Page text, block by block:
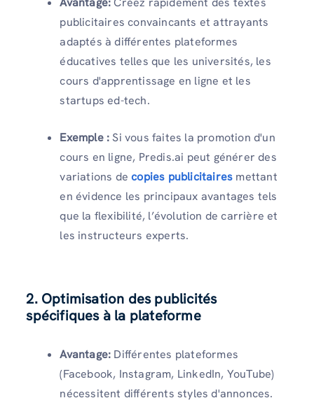
publicitaires convaincants et attrayants
adaptés à différentes plateformes
éducatives telles que les universités, les
cours d'apprentissage en ligne et les
startups ed-tech.
Exemple :Si vous faites la promotion d'un
cours en ligne, Predis.ai peut générer des
variations decopies publicitaires mettant
en évidence les principaux avantages tels
que la flexibilité, l’évolution de carrière et
les instructeurs experts.
2. Optimisation des publicités
spécifiques à la plateforme
Avantage: Différentes plateformes
(Facebook, Instagram, LinkedIn, YouTube)
nécessitent différents styles d'annonces.